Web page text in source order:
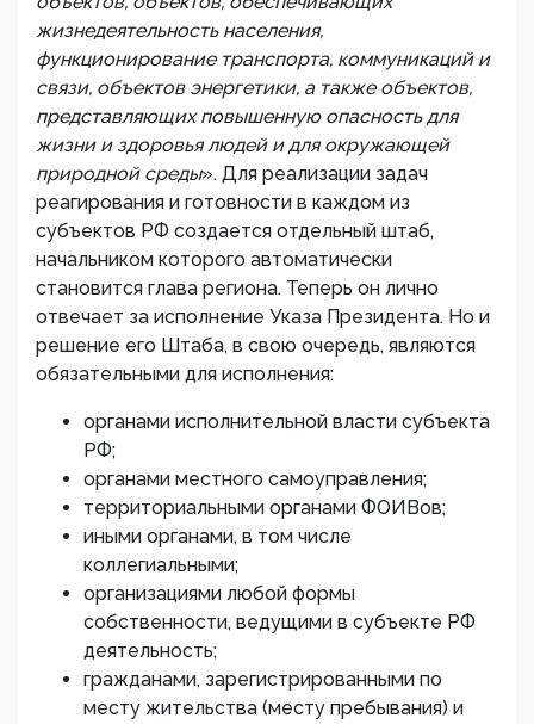
жизнедеятельность населения,
функционирование транспорта, коммуникаций и
связи, объектов энергетики, а также объектов,
представляющих повышенную опасность для
жизни и здоровья людей и для окружающей
природной среды». Для реализации задач
реагирования и готовности в каждом из
субъектов РФ создается отдельный штаб,
начальником которого автоматически
становится глава региона. Теперь он лично
отвечает за исполнение Указа Президента. Но и
решение его Штаба, в свою очередь, являются
обязательными для исполнения:
органами исполнительной власти субъекта
РФ;
органами местного самоуправления;
территориальными органами ФОИВов;
иными органами, в том числе
коллегиальными;
организациями любой формы
собственности, ведущими в субъекте РФ
деятельность;
гражданами, зарегистрированными по
месту жительства (месту пребывания) и